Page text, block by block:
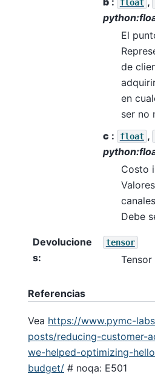
float
El
de
en
ser no
c : float ,
Costo
Debe
Devolucione
s:
tensor
Referencias
Vea https://www.pymc-
posts/reducing-customer-
we-helped-optimizing-
budget/ # noqa: E501